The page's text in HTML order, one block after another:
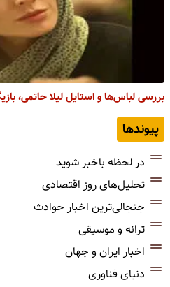
بررسی لباس‌ها و استایل لیلا حاتمی،
پیوندها
در لحظه باخبر شوید
تحلیل‌های روز اقتصادی
جنجالی‌ترین اخبار حوادث
ترانه و موسیقی
اخبار ایران و جهان
دنیای فناوری